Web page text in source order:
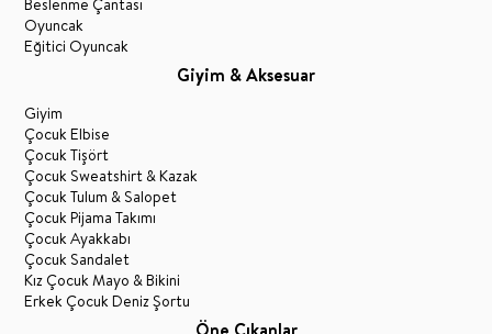
Beslenme Çantası
Oyuncak
Eğitici Oyuncak
Giyim & Aksesuar
Giyim
Çocuk Elbise
Çocuk Tişört
Çocuk Sweatshirt & Kazak
Çocuk Tulum & Salopet
Çocuk Pijama Takımı
Çocuk Ayakkabı
Çocuk Sandalet
Kız Çocuk Mayo & Bikini
Erkek Çocuk Deniz Şortu